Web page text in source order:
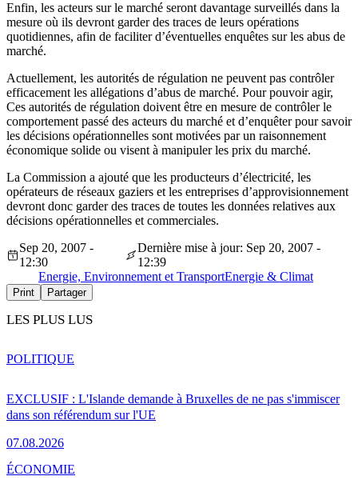
Enfin, les acteurs sur le marché seront davantage surveillés dans la
mesure où ils devront garder des traces de leurs opérations
quotidiennes, afin de faciliter d’éventuelles enquêtes sur les abus de
marché.
Actuellement, les autorités de régulation ne peuvent pas contrôler
efficacement les allégations d’abus de marché. Pour pouvoir agir,
Ces autorités de régulation doivent être en mesure de contrôler le
comportement passé des acteurs du marché et d’enquêter pour savoir
les décisions opérationnelles sont motivées par un raisonnement
économique solide ou visent à manipuler les prix du marché.
La Commission a ajouté que les producteurs d’électricité, les
opérateurs de réseaux gaziers et les entreprises d’approvisionnement
devront donc garder des traces de toutes les données relatives aux
décisions opérationnelles et commerciales.
Sep 20, 2007 -
12:30
Dernière mise à jour: Sep 20, 2007 -
12:39
Energie, Environnement et TransportEnergie & Climat
Print Partager
LES PLUS LUS
EXCLUSIF : L'Islande demande à Bruxelles de ne pas s'immiscer
dans son référendum sur l'UE
07.08.2026
POLITIQUE
ÉCONOMIE